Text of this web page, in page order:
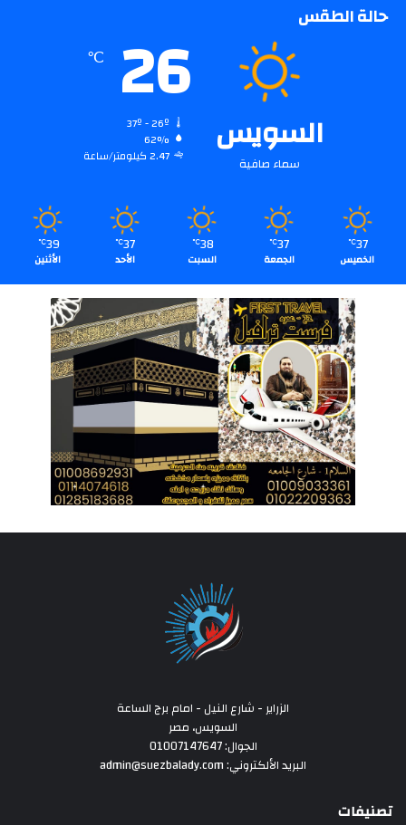
حالة الطقس
السويس
سماء صافية
26
℃
62%
2.47 كيلومتر/ساعة
37
℃
الخميس
37
℃
الجمعة
38
℃
السبت
37
℃
الأحد
39
℃
الأثنين
الزراير - شارع النيل - امام برج الساعة
السويس، مصر
الجوال: 01007147647
البريد الألكتروني: admin@suezbalady.com
تصنيفات